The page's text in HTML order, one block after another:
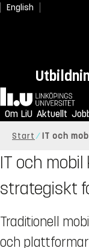
English
Hem
Om LiU Aktuellt
Start IT och
IT och
strategiskt
Traditionell
och